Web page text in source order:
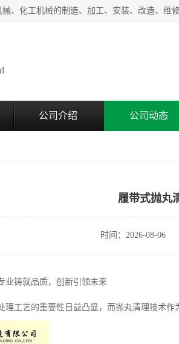
公司介绍 公司动态
履带式抛丸
时间：2026-08-06
业铸就品质，创新引领未来
理工艺的重要性日益凸显，而抛丸清理技术